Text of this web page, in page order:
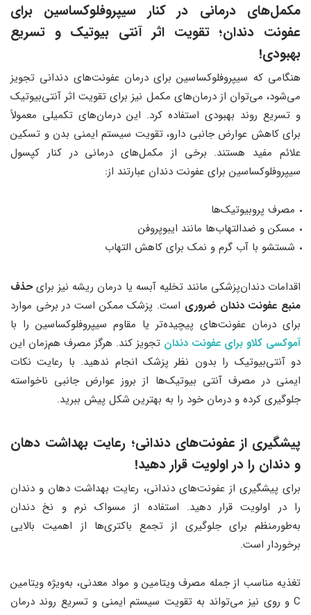
مکمل‌های درمانی در کنار سیپروفلوکساسین برای
عفونت دندان؛ تقویت اثر آنتی بیوتیک و تسریع
بهبودی!
هنگامی که سیپروفلوکساسین برای درمان عفونت‌های دندانی تجویز
می‌شود، می‌توان از درمان‌های مکمل نیز برای تقویت اثر آنتی‌بیوتیک
و تسریع روند بهبودی استفاده کرد. این درمان‌های تکمیلی معمولاً
برای کاهش عوارض جانبی دارو، تقویت سیستم ایمنی بدن و تسکین
علائم مفید هستند. برخی از مکمل‌های درمانی در کنار کپسول
سیپروفلوکساسین برای عفونت دندان عبارتند از:
مصرف پروبیوتیک‌ها
مسکن‌ و ضدالتهاب‌ها مانند ایبوپروفن
شستشو با آب گرم و نمک برای کاهش التهاب
اقدامات دندان‌پزشکی مانند تخلیه آبسه یا درمان ریشه نیز برایحذف
منبع عفونت دندان ضروری است​. پزشک ممکن است در برخی موارد
برای درمان عفونت‌های پیچیده‌تر یا مقاوم سیپروفلوکساسین را با
آموکسی کلاو برای عفونت دندان تجویز کند. هرگز مصرف هم‌زمان این
دو آنتی‌بیوتیک را بدون نظر پزشک انجام ندهید. با رعایت نکات
ایمنی در مصرف آنتی بیوتیک‌ها از بروز عوارض جانبی ناخواسته
جلوگیری کرده و درمان خود را به بهترین شکل پیش ببرید.
پیشگیری از عفونت‌های دندانی؛ رعایت بهداشت دهان
و دندان را در اولویت قرار دهید!
برای پیشگیری از عفونت‌های دندانی، رعایت بهداشت دهان و دندان
را در اولویت قرار دهید. استفاده از مسواک نرم و نخ دندان
به‌طورمنظم برای جلوگیری از تجمع باکتری‌ها از اهمیت بالایی
برخوردار است​.
تغذیه مناسب از جمله مصرف ویتامین‌ و مواد معدنی، به‌ویژه ویتامین
C و روی نیز می‌تواند به تقویت سیستم ایمنی و تسریع روند درمان